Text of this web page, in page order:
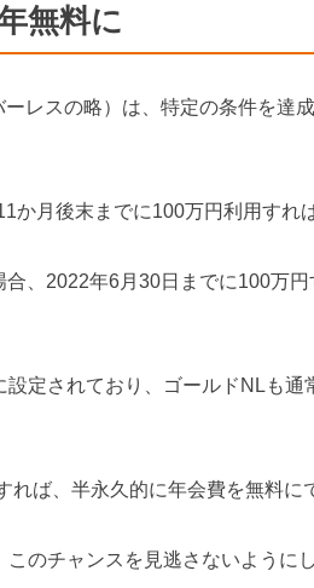
無料に
レスの略）は、特定の条件を達
月後末までに100万円利用すれ
、2022年6月30日までに100万円
定されており、ゴールドNLも通
ば、半永久的に年会費を無料に
のチャンスを見逃さないようにし